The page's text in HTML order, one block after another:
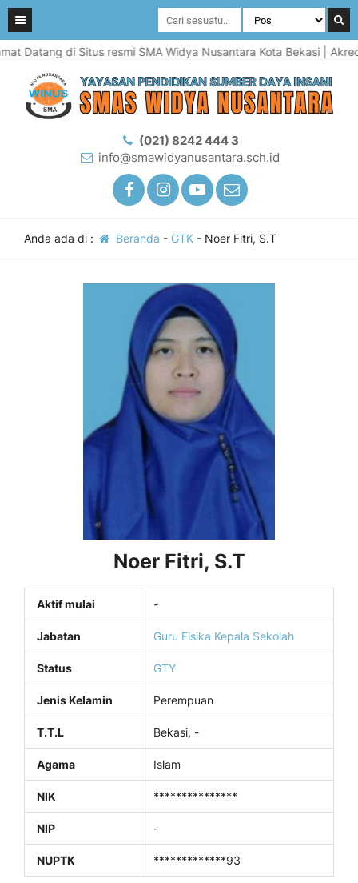
Datang di Situs resmi SMA Widya Nusantara Kota Bekasi |
(021) 8242 444 3
info@smawidyanusantara.sch.id
Anda ada di : Beranda - GTK- Noer Fitri, S.T
Noer Fitri, S.T
Aktif mulai -
Jabatan Guru Fisika Kepala Sekolah
Status GTY
Jenis Kelamin Perempuan
T.T.L Bekasi, -
Agama Islam
NIK ***************
NIP -
NUPTK *************93